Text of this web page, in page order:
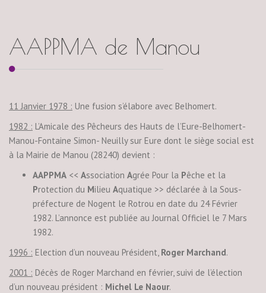
AAPPMA de Manou
11 Janvier 1978 : Une fusion s’élabore avec Belhomert.
1982 : L’Amicale des Pêcheurs des Hauts de l’Eure-Belhomert-
Manou-Fontaine Simon- Neuilly sur Eure dont le siège social est
à la Mairie de Manou (28240) devient :
AAPPMA << Association Agrée Pour la Pêche et la
Protection du Milieu Aquatique >> déclarée à la Sous-
préfecture de Nogent le Rotrou en date du 24 Février
1982. L’annonce est publiée au Journal Officiel le 7 Mars
1982.
1996 : Election d’un nouveau Président, Roger Marchand.
2001 : Décès de Roger Marchand en février, suivi de l’élection
d’un nouveau président : Michel Le Naour.